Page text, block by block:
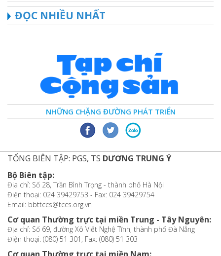
ĐỌC NHIỀU NHẤT
NHỮNG CHẶNG ĐƯỜNG PHÁT TRIỂN
TỔNG BIÊN TẬP: PGS, TS DƯƠNG TRUNG Ý
Bộ Biên tập:
Địa chỉ: Số 28, Trần Bình Trọng - thành phố Hà Nội
Điện thoại: 024 39429753 - Fax: 024 39429754
Email: bbttccs@tccs.org.vn
Cơ quan Thường trực tại miền Trung - Tây Nguyên:
Địa chỉ: Số 69, đường Xô Viết Nghệ Tĩnh, thành phố Đà Nẵng
Điện thoại: (080) 51 301; Fax: (080) 51 303